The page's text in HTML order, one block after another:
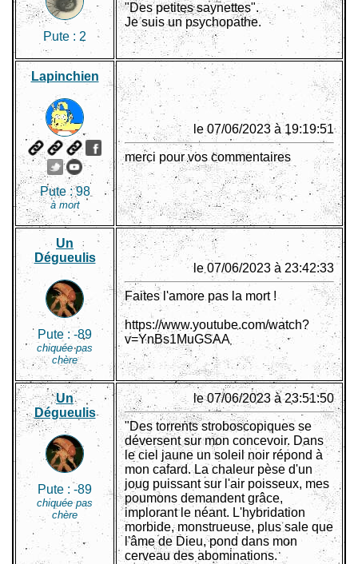
Pute : 2
"Des petites saynettes".
Je suis un psychopathe.
Lapinchien
Pute :98
à mort
le 07/06/2023 à 19:19:51
merci pour vos commentaires
Un
Dégueulis
Pute :-89
chiquée pas
chère
le 07/06/2023 à 23:42:33
Faites l'amore pas la mort !
https://www.youtube.com/watch?
v=YnBs1MuGSAA
Un
Dégueulis
Pute : -89
chiquée pas
chère
le 07/06/2023 à 23:51:50
"Des torrents stroboscopiques se
déversent sur mon concevoir. Dans
le ciel jaune un soleil noir répond à
mon cafard. La chaleur pèse d'un
joug puissant sur l'air poisseux, mes
poumons demandent grâce,
implorant le néant. L'hybridation
morbide, monstrueuse, plus sale que
l'âme de Dieu, pond dans mon
cerveau des abominations.